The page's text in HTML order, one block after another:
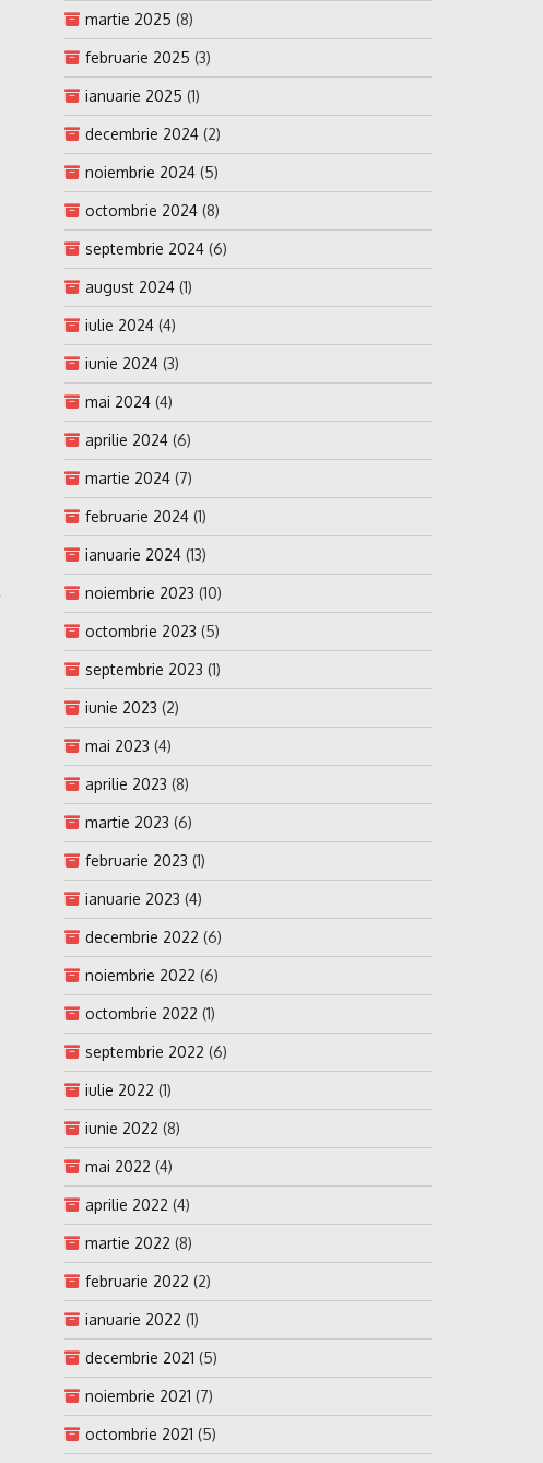
martie 2025 (8)
februarie 2025 (3)
ianuarie 2025 (1)
decembrie 2024 (2)
noiembrie 2024 (5)
octombrie 2024 (8)
septembrie 2024 (6)
august 2024 (1)
iulie 2024 (4)
iunie 2024 (3)
mai 2024 (4)
aprilie 2024 (6)
martie 2024 (7)
februarie 2024 (1)
ianuarie 2024 (13)
noiembrie 2023 (10)
octombrie 2023 (5)
septembrie 2023 (1)
iunie 2023 (2)
mai 2023 (4)
aprilie 2023 (8)
martie 2023 (6)
februarie 2023 (1)
ianuarie 2023 (4)
decembrie 2022 (6)
noiembrie 2022 (6)
octombrie 2022 (1)
septembrie 2022 (6)
iulie 2022 (1)
iunie 2022 (8)
mai 2022 (4)
aprilie 2022 (4)
martie 2022 (8)
februarie 2022 (2)
ianuarie 2022 (1)
decembrie 2021 (5)
noiembrie 2021 (7)
octombrie 2021 (5)